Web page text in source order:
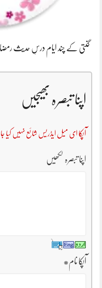
گنتی کے چند ایام درسِ حدیث رمضان
اپنا تبصرہ بھیجیں
آپکا ای میل ایڈریس شائع نہیں کیا
اپنا تبصرہ لکھیں
آپکا نام*